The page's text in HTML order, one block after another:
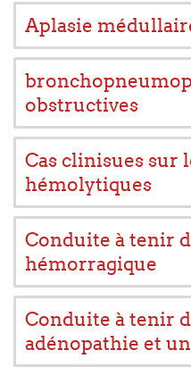
Aplasie
obstructives
Cas clinisues sur
hémolytiques
Conduite à tenir
hémorragique
Conduite à tenir
adénopathie et